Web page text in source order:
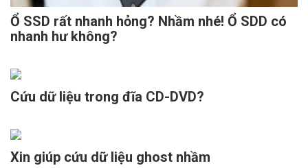
Ổ SSD rất nhanh hỏng? Nhầm nhé! Ổ SDD có
nhanh hư không?
Cứu dữ liệu trong đĩa CD-DVD?
Xin giúp cứu dữ liệu ghost nhầm